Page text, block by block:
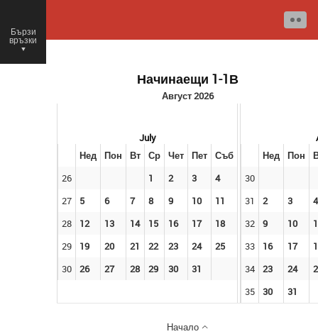
Бързи
връзки
○
Начинаещи 1-1В
Август 2026
July
Нед
Пон Вт Ср Чет Пет
Съб
26
1 2 3
4
27
5 6 7 8 9 10
11
28
12 13 14 15 16 17
18
29
19 20 21 22 23 24
25
30
26 27 28 29 30 31
Нед
Пон
30
31
2 3
4
32
9 10
33
16 17
34
23 24
35
30 31
Начало 